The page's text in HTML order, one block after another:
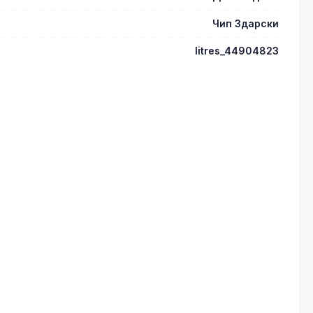
Чип Здарски
litres_44904823